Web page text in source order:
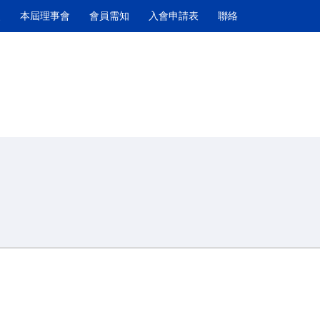
本屆理事會 會員需知 入會申請表 聯絡